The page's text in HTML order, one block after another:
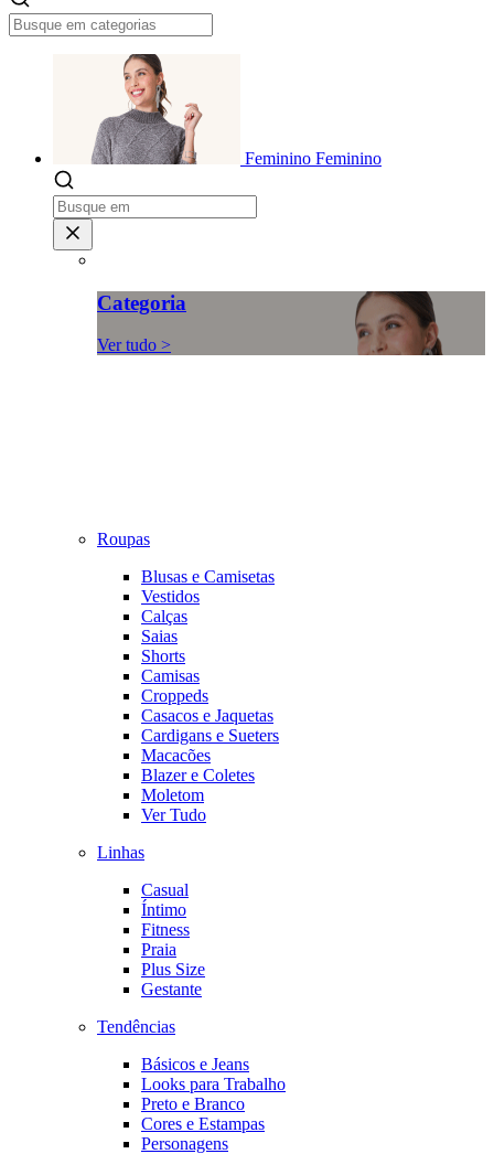
Feminino Feminino
Categoria
Ver tudo >
Roupas
Blusas e Camisetas
Vestidos
Calças
Saias
Shorts
Camisas
Croppeds
Casacos e Jaquetas
Cardigans e Sueters
Macacões
Blazer e Coletes
Moletom
Ver Tudo
Linhas
Casual
Íntimo
Fitness
Praia
Plus Size
Gestante
Tendências
Básicos e Jeans
Looks para Trabalho
Preto e Branco
Cores e Estampas
Personagens